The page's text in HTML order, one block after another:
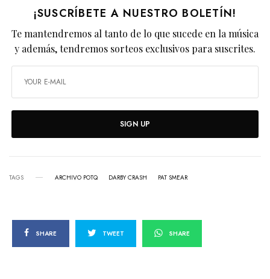
¡SUSCRÍBETE A NUESTRO BOLETÍN!
Te mantendremos al tanto de lo que sucede en la música
y además, tendremos sorteos exclusivos para suscrites.
SIGN UP
TAGS ARCHIVO POTQ DARBY CRASH PAT SMEAR
SHARE TWEET SHARE